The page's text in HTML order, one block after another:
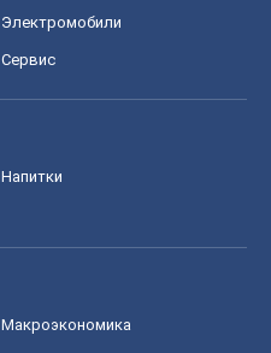
Электромобили
Сервис
Напитки
Mакроэкономика